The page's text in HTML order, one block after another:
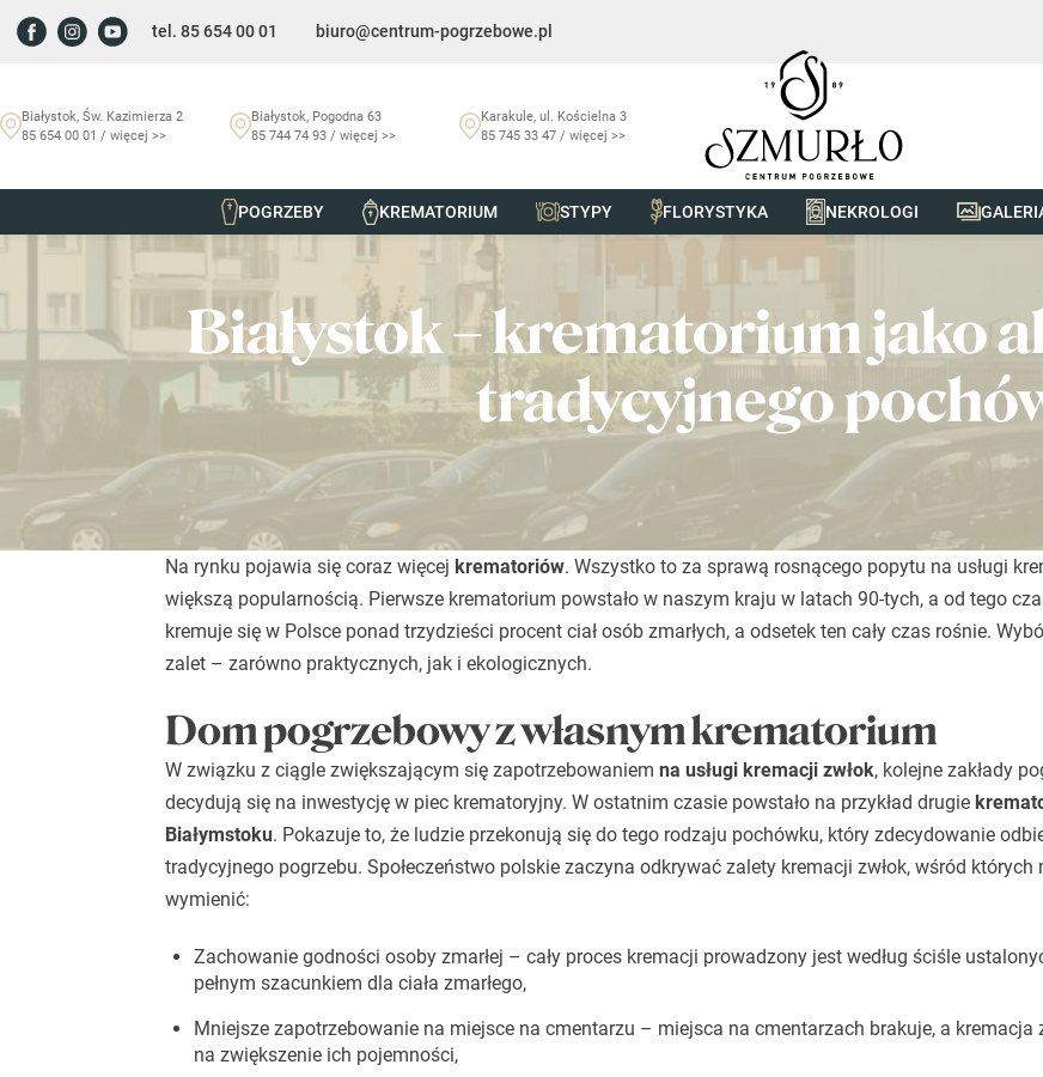
tel. 85 654 00 01 biuro@centrum-pogrzebowe.pl
Białystok, Św. Kazimierza 2
85 654 00 01 / więcej >>
Białystok, Pogodna 63
85 744 74 93 / więcej >>
Karakule, ul. Kościelna 3
85 745 33 47 / więcej >>
POGRZEBY KREMATORIUM STYPY FLORYSTYKA NEKROLOGI
Szmurło Centrum Pogrzebowe /Artykuły Białystok – krematorium jako alternatywa dla tradycyjnego pochówku
Białystok – krematorium jako
tradycyjnego
Na rynku pojawia się coraz więcej krematoriów. Wszystko to za sprawą rosnącego popytu na usługi
większą popularnością. Pierwsze krematorium powstało w naszym kraju w latach 90-tych, a od tego
kremuje się w Polsce ponad trzydzieści procent ciał osób zmarłych, a odsetek ten cały czas rośnie.
zalet – zarówno praktycznych, jak i ekologicznych.
Dom pogrzebowy z własnym krematorium
W związku z ciągle zwiększającym się zapotrzebowaniem na usługi kremacji zwłok, kolejne zakłady
decydują się na inwestycję w piec krematoryjny. W ostatnim czasie powstało na przykład drugie
Białymstoku. Pokazuje to, że ludzie przekonują się do tego rodzaju pochówku, który zdecydowanie
tradycyjnego pogrzebu. Społeczeństwo polskie zaczyna odkrywać zalety kremacji zwłok, wśród których
wymienić:
Zachowanie godności osoby zmarłej – cały proces kremacji prowadzony jest według ściśle
pełnym szacunkiem dla ciała zmarłego,
Mniejsze zapotrzebowanie na miejsce na cmentarzu – miejsca na cmentarzach brakuje, a kremacja
na zwiększenie ich pojemności,